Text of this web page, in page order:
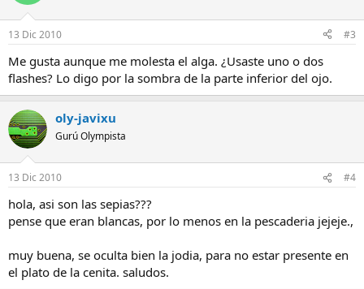
13 Dic 2010 #3
Me gusta aunque me molesta el alga. ¿Usaste uno o dos
flashes? Lo digo por la sombra de la parte inferior del ojo.
oly-javixu
Gurú Olympista
13 Dic 2010 #4
hola, asi son las sepias???
pense que eran blancas, por lo menos en la pescaderia jejeje.,
muy buena, se oculta bien la jodia, para no estar presente en
el plato de la cenita. saludos.